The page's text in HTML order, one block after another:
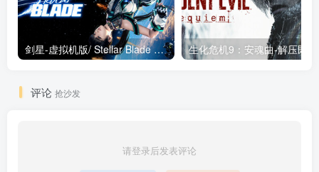
剑星-虚拟机版/ Stellar Blade v1.4.1|Build.19963153 终极版新补丁 送修改器 免安装中文版
评论 抢沙发
请登录后发表评论